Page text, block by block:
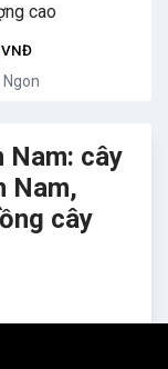
cao
VNĐ
Nam: cây
Nam,
cây